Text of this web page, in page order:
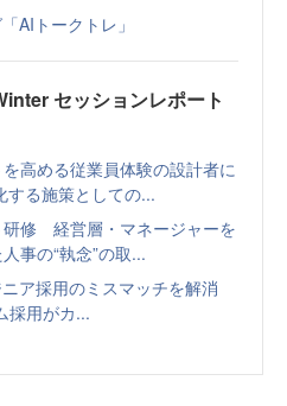
AIトークトレ」
セッションレポート
高める従業員体験の設計者に
する施策としての...
研修 経営層・マネージャーを
事の“執念”の取...
ア採用のミスマッチを解消
採用がカ...